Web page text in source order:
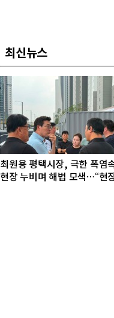
최신뉴스
최원용 평택시장, 극한 폭염
현장 누비며 해법 모색…“현